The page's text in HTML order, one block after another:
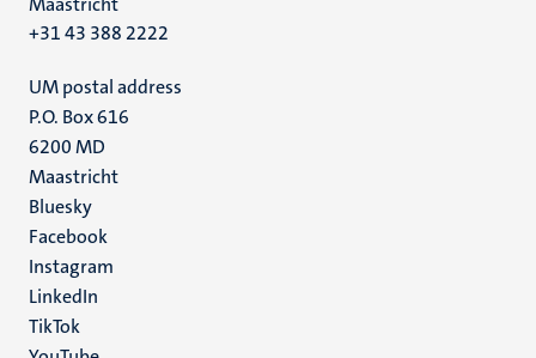
+31 43 388 2222
UM postal address
P.O. Box 616
6200 MD
Maastricht
Social
media
Bluesky
Facebook
Instagram
LinkedIn
TikTok